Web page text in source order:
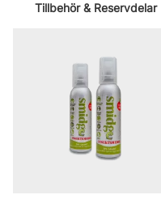
Tillbehör & Reservdelar